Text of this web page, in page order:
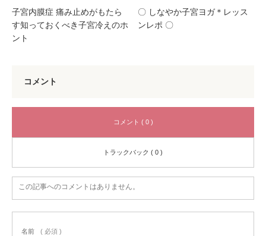
子宮内膜症 痛み止めがもたら
す知っておくべき子宮冷えのホ
ント
〇 しなやか子宮ヨガ＊レッス
ンレポ 〇
コメント
コメント ( 0 )
トラックバック ( 0 )
この記事へのコメントはありません。
名前 ( 必須 )